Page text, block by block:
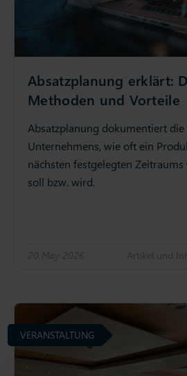
Absatzplanung erklärt:
Methoden und Vorteile
Absatzplanung dokumentiert die
Unternehmens, wie oft ein
nächsten festgelegten
soll bzw. wird.
20 May 2026 Artikel und
VERANSTALTUNG